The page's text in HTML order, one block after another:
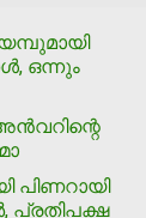
ഒന്നും
പിണറായി
പ്രതിപക്ഷ